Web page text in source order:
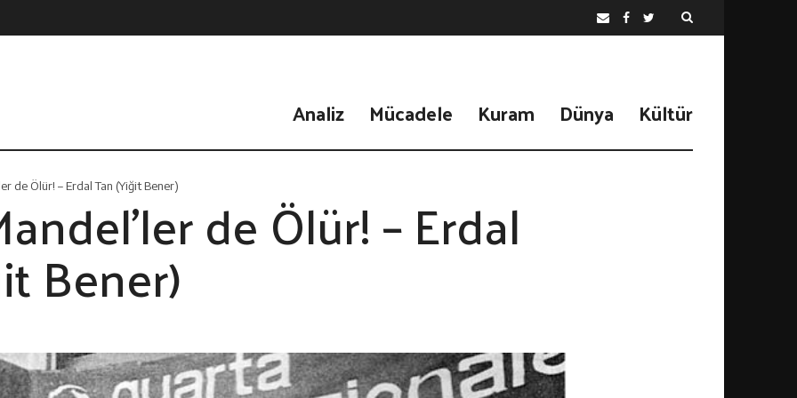
Analiz Mücadele Kuram Dünya Kültür
de Ölür! – Erdal Tan (Yiğit Bener) de Ölür! – Erdal
Bener)